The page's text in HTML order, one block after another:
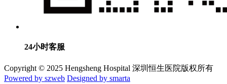
24小时客服
Copyright © 2025 Hengsheng Hospital 深圳恒生医院版权所有
Powered by szweb Designed by smarta